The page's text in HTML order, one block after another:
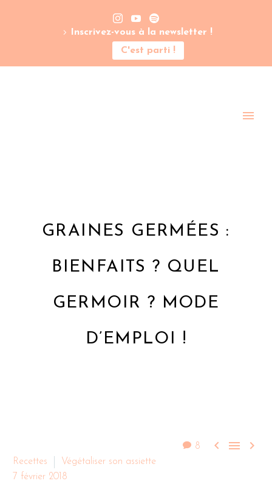
Inscrivez-vous à la newsletter !
C'est parti !
GRAINES GERMÉES :
BIENFAITS ? QUEL
GERMOIR ? MODE
D’EMPLOI !
8   
Recettes
Végétaliser son assiette
7 février 2018